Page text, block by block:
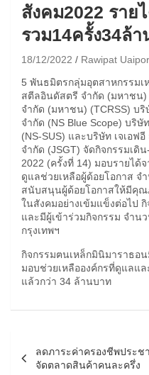
สังคม2022 ราย
รวม14ครั้ง34ล้
18/12/2022
Rawipat
5 พันธมิตรกลุ่มอุตสาหกรรมเ
สตีลอินดัสตรี จำกัด (มหาชน)
จำกัด (มหาชน) (TCRSS) บริ
จำกัด (NS Blue Scope) บริ
(NS-SUS) และบริษัท เจเอฟ
จำกัด (JSGT) จัดกิจกรรมเดิ
2022 (ครั้งที่ 14) มอบรายได้
ดูแลช่วยเหลือผู้ด้อยโอกาส จ
สนับสนุนผู้ด้อยโอกาสให้มีคุ
ในสังคมอย่างเข้มแข็งต่อไป
และมีผู้เข้าร่วมกิจกรรม จำน
กรุงเทพฯ
กิจกรรมฅนเหล็กมินิมาราธอ
มอบช่วยเหลือองค์กรที่ดูแลแ
แล้วกว่า 34 ล้านบาท
เรื่อง
ลดภาระค่าครองชีพประช
จัดตลาดสินค้าคนละครึ่ง